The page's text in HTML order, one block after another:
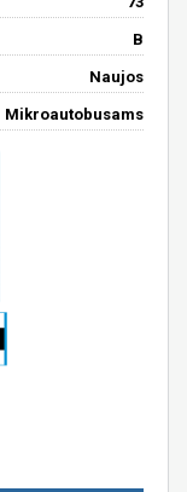
B
Naujos
Mikroautobusams